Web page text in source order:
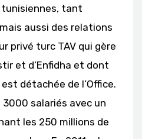
tunisiennes, tant
aussi des relations
privé turc TAV qui gère
et d’Enfidha et dont
détachée de l’Office.
3000 salariés avec un
les 250 millions de